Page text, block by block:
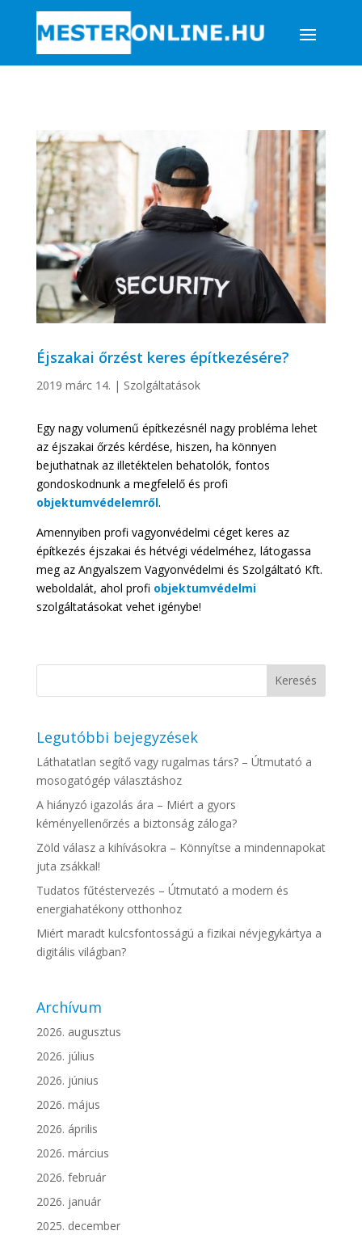
Éjszakai őrzést keres építkezésére?
2019 márc 14. | Szolgáltatások
Egy nagy volumenű építkezésnél nagy probléma lehet
az éjszakai őrzés kérdése, hiszen, ha könnyen
bejuthatnak az illetéktelen behatolók, fontos
gondoskodnunk a megfelelő és profi
objektumvédelemről.
Amennyiben profi vagyonvédelmi céget keres az
építkezés éjszakai és hétvégi védelméhez, látogassa
meg az Angyalszem Vagyonvédelmi és Szolgáltató Kft.
weboldalát, ahol profi objektumvédelmi
szolgáltatásokat vehet igénybe!
Legutóbbi bejegyzések
Láthatatlan segítő vagy rugalmas társ? – Útmutató a
mosogatógép választáshoz
A hiányzó igazolás ára – Miért a gyors
kéményellenőrzés a biztonság záloga?
Zöld válasz a kihívásokra – Könnyítse a mindennapokat
juta zsákkal!
Tudatos fűtéstervezés – Útmutató a modern és
energiahatékony otthonhoz
Miért maradt kulcsfontosságú a fizikai névjegykártya a
digitális világban?
Archívum
2026. augusztus
2026. július
2026. június
2026. május
2026. április
2026. március
2026. február
2026. január
2025. december